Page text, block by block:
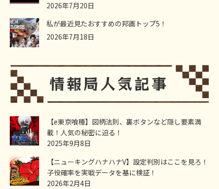
2026年7月20日
私が最近見たおすすめの邦画トップ5！
2026年7月18日
【e東京喰種】図柄法則、裏ボタンなど隠し要素満
載！人気の秘密に迫る！
2025年9月8日
【ニューキングハナハナV】設定判別はここを見ろ！
子役確率を実戦データを基に検証！
2026年2月4日